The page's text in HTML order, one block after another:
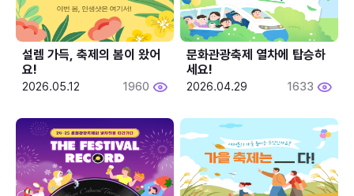
설렘 가득, 축제의 봄이 왔어
요!
2026.05.12 1960
문화관광축제 열차에 탑승하
세요!
2026.04.29 1633